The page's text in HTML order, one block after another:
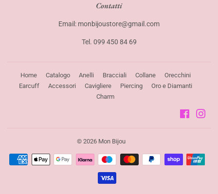
Contatti
Email: monbijoustore@gmail.com
Tel. 099 450 84 69
Home Catalogo Anelli Bracciali Collane
Orecchini
Earcuff
Accessori Cavigliere Piercing
Oro e Diamanti
Charm
© 2026 Mon Bijou
Modalità
pagamento